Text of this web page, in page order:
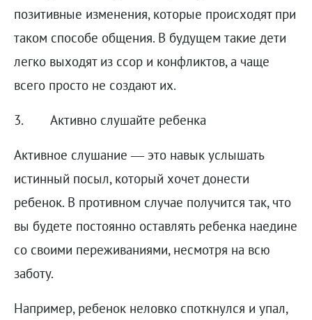
позитивные изменения, которые происходят при
таком способе общения. В будущем такие дети
легко выходят из ссор и конфликтов, а чаще
всего просто не создают их.
3. Активно слушайте ребенка
Активное слушание — это навык услышать
истинный посыл, который хочет донести
ребенок. В противном случае получится так, что
вы будете постоянно оставлять ребенка наедине
со своими переживаниями, несмотря на всю
заботу.
Например, ребенок неловко споткнулся и упал,